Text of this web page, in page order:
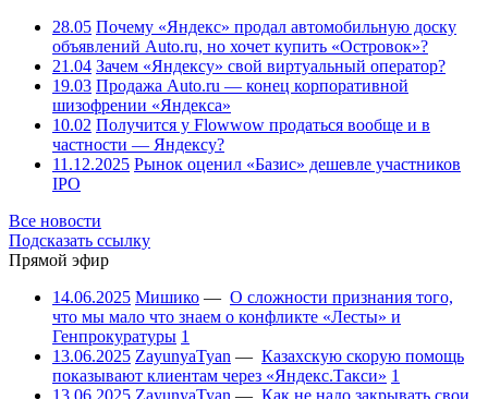
28.05 Почему «Яндекс» продал автомобильную доску
объявлений Auto.ru, но хочет купить «Островок»?
21.04 Зачем «Яндексу» свой виртуальный оператор?
19.03 Продажа Auto.ru — конец корпоративной
шизофрении «Яндекса»
10.02 Получится у Flowwow продаться вообще и в
частности — Яндексу?
11.12.2025 Рынок оценил «Базис» дешевле участников
IPO
Все новости
Подсказать ссылку
Прямой эфир
14.06.2025 Мишико — О сложности признания того,
что мы мало что знаем о конфликте «Лесты» и
Генпрокуратуры 1
13.06.2025 ZayunyaTyan — Казахскую скорую помощь
показывают клиентам через «Яндекс.Такси» 1
13.06.2025 ZayunyaTyan — Как не надо закрывать свои